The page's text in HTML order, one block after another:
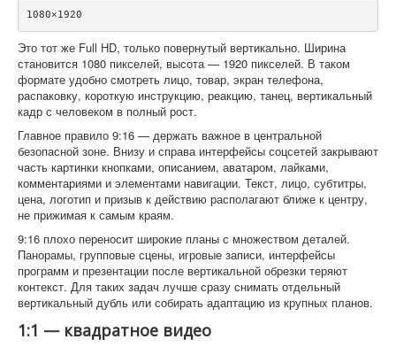
Это тот же Full HD, только повернутый вертикально. Ширина
становится 1080 пикселей, высота — 1920 пикселей. В таком
формате удобно смотреть лицо, товар, экран телефона,
распаковку, короткую инструкцию, реакцию, танец, вертикальный
кадр с человеком в полный рост.
Главное правило 9:16 — держать важное в центральной
безопасной зоне. Внизу и справа интерфейсы соцсетей закрывают
часть картинки кнопками, описанием, аватаром, лайками,
комментариями и элементами навигации. Текст, лицо, субтитры,
цена, логотип и призыв к действию располагают ближе к центру,
не прижимая к самым краям.
9:16 плохо переносит широкие планы с множеством деталей.
Панорамы, групповые сцены, игровые записи, интерфейсы
программ и презентации после вертикальной обрезки теряют
контекст. Для таких задач лучше сразу снимать отдельный
вертикальный дубль или собирать адаптацию из крупных планов.
1:1 — квадратное видео